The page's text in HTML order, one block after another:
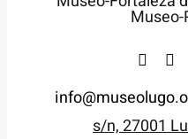
s/n, 27001